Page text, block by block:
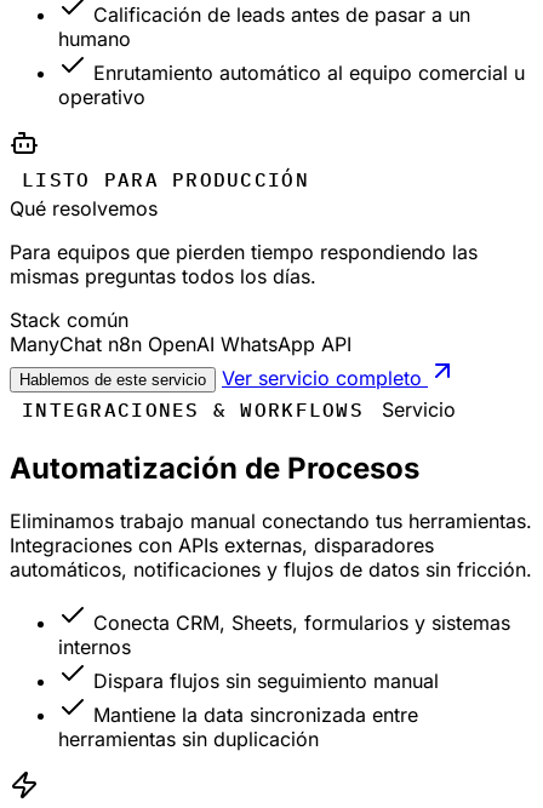
Calificación de leads antes de pasar a un
humano
Enrutamiento automático al equipo comercial u
operativo
LISTO PARA PRODUCCIÓN
Qué resolvemos
Para equipos que pierden tiempo respondiendo las
mismas preguntas todos los días.
Stack común
ManyChat n8n OpenAI WhatsApp API
Hablemos de este servicio
Ver servicio completo
INTEGRACIONES & WORKFLOWS
Servicio
Automatización de Procesos
Eliminamos trabajo manual conectando tus herramientas.
Integraciones con APIs externas, disparadores
automáticos, notificaciones y flujos de datos sin fricción.
Conecta CRM, Sheets, formularios y sistemas
internos
Dispara flujos sin seguimiento manual
Mantiene la data sincronizada entre
herramientas sin duplicación